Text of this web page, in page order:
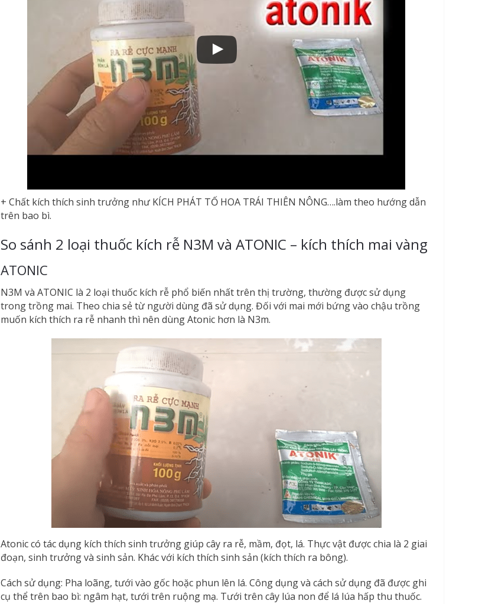
+ Chất kích thích sinh trưởng như KÍCH PHÁT TỐ HOA TRÁI THIÊN NÔNG….làm theo hướng dẫn
trên bao bì.
So sánh 2 loại thuốc kích rễ N3M và ATONIC – kích thích mai vàng
ATONIC
N3M và ATONIC là 2 loại thuốc kích rễ phổ biến nhất trên thị trường, thường được sử dụng
trong trồng mai. Theo chia sẻ từ người dùng đã sử dụng. Đối với mai mới bứng vào chậu trồng
muốn kích thích ra rễ nhanh thì nên dùng Atonic hơn là N3m.
Atonic có tác dụng kích thích sinh trưởng giúp cây ra rễ, mầm, đọt, lá. Thực vật được chia là 2 giai
đoạn, sinh trưởng và sinh sản. Khác với kích thích sinh sản (kích thích ra bông).
Cách sử dụng: Pha loãng, tưới vào gốc hoặc phun lên lá. Công dụng và cách sử dụng đã được ghi
cụ thể trên bao bì: ngâm hạt, tưới trên ruộng mạ. Tưới trên cây lúa non để lá lúa hấp thu thuốc.